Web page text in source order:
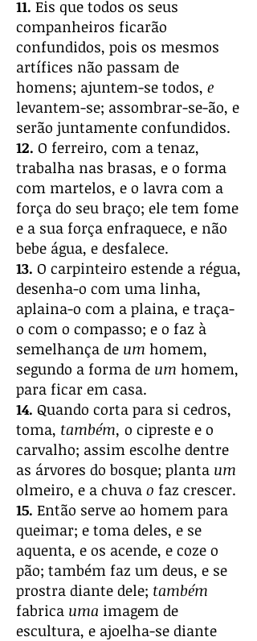
11. Eis que todos os seus
companheiros ficarão
confundidos, pois os mesmos
artífices não passam de
homens; ajuntem-se todos, e
levantem-se; assombrar-se-ão, e
serão juntamente confundidos.
12. O ferreiro, com a tenaz,
trabalha nas brasas, e o forma
com martelos, e o lavra com a
força do seu braço; ele tem fome
e a sua força enfraquece, e não
bebe água, e desfalece.
13. O carpinteiro estende a régua,
desenha-o com uma linha,
aplaina-o com a plaina, e traça-
o com o compasso; e o faz à
semelhança de um homem,
segundo a forma de um homem,
para ficar em casa.
14. Quando corta para si cedros,
toma, também, o cipreste e o
carvalho; assim escolhe dentre
as árvores do bosque; planta um
olmeiro, e a chuva o faz crescer.
15. Então serve ao homem para
queimar; e toma deles, e se
aquenta, e os acende, e coze o
pão; também faz um deus, e se
prostra diante dele; também
fabrica uma imagem de
escultura, e ajoelha-se diante